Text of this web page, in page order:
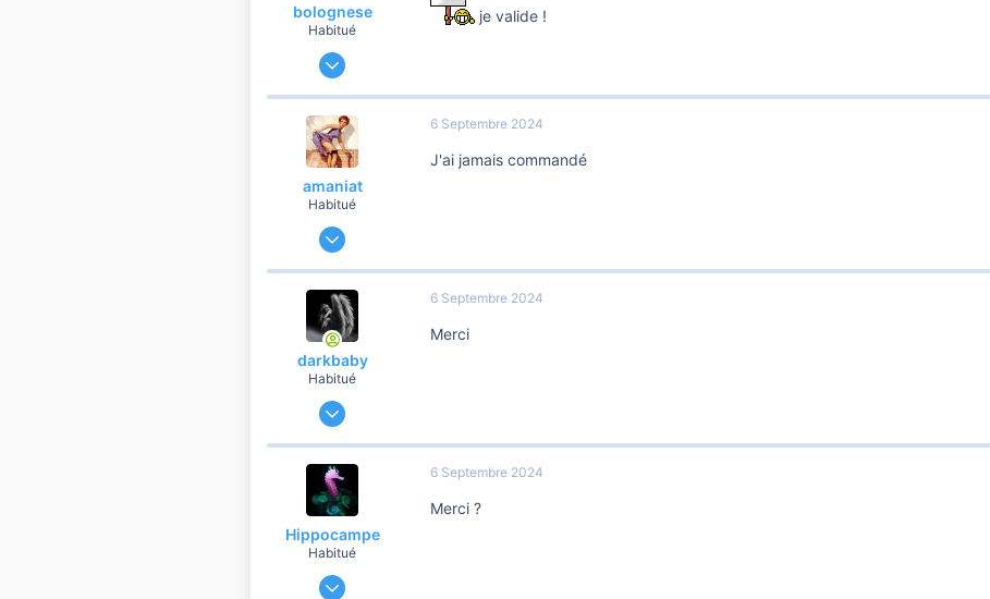
bolognese
Habitué
16 Mars 2015
je valide !
amaniat
Habitué
23 Mars 2014
6 Septembre 2024
J'ai jamais commandé
darkbaby
Habitué
4 Mai 2012
6 Septembre 2024
Merci
Hippocampe
Habitué
6 Septembre 2024
Merci ?